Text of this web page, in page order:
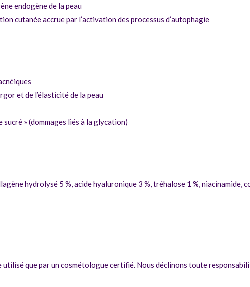
endogène de la peau
cutanée accrue par l’activation des processus d’autophagie
et de l’élasticité de la peau
» (dommages liés à la glycation)
hydrolysé 5 %, acide hyaluronique 3 %, tréhalose 1 %, niacinamide,
que par un cosmétologue certifié. Nous déclinons toute